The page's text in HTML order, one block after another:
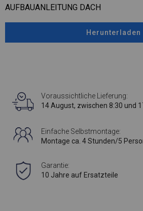
AUFBAUANLEITUNG DACH
Herunterladen
Voraussichtliche Lieferung:
14 August, zwischen 8:30 und
Einfache Selbstmontage:
Montage ca. 4 Stunden/5
Garantie:
10 Jahre auf Ersatzteile